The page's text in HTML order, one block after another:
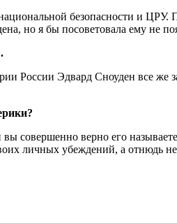
безопасности и ЦРУ.
но я бы посоветовала ему не
России Эдвард Сноуден все же
совершенно верно его
личных убеждений, а отнюдь